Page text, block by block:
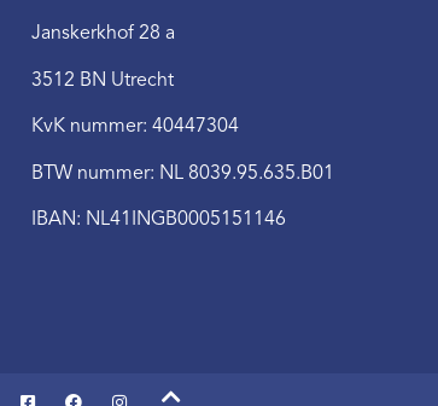
Janskerkhof 28 a
3512 BN Utrecht
KvK nummer: 40447304
BTW nummer: NL 8039.95.635.B01
IBAN: NL41INGB0005151146